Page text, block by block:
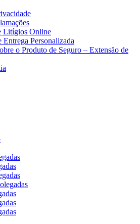
Litígios Online
Entrega Personalizada
o Produto de Seguro – Extensão de